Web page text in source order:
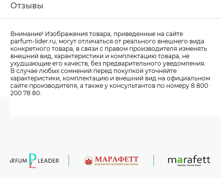
Отзывы
Внимание! Изображения товара, приведенные на сайте
parfum-lider.ru, могут отличаться от реального внешнего вида
конкретного товара, в связи с правом производителя изменять
внешний вид, характеристики и комплектацию товара, не
ухудшающие его качеств, без предварительного уведомления.
В случае любых сомнений перед покупкой уточняйте
характеристики, комплектацию и внешний вид на официальном
сайте производителя, а также у консультантов по номеру 8 800
200 78 80.